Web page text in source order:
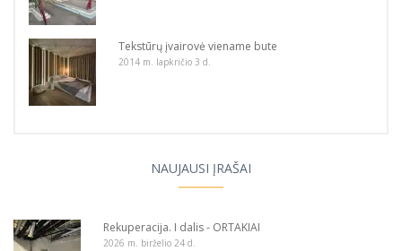
NAUJAUSI ĮRAŠAI
Rekuperacija. I dalis - ORTAKIAI
2026 m. birželio 24 d.
Tekstūrų įvairovė viename bute
2014 m. lapkričio 3 d.